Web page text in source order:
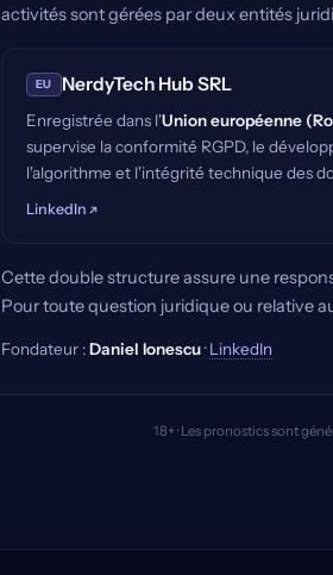
activités sont gérées par deux entités
EU NerdyTech Hub SRL
Enregistrée dans l'Union européenne
supervise la conformité RGPD, le
l'algorithme et l'intégrité technique des
LinkedIn
Cette double structure assure une
Pour toute question juridique ou relative
Fondateur :Daniel Ionescu·LinkedIn
18+ · Les pronostics sont